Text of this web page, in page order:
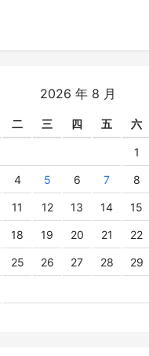
2026 年 8 月
二 三 四 五 六
1
4 5 6 7 8
11 12 13 14 15
18 19 20 21 22
25 26 27 28 29